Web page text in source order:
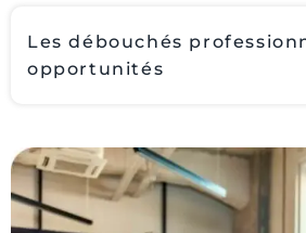
Les débouchés
opportunités